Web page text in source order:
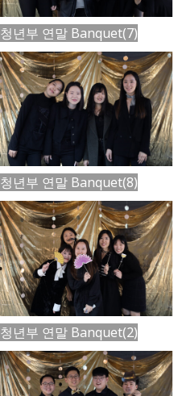
청년부 연말 Banquet(7)
청년부 연말 Banquet(8)
청년부 연말 Banquet(2)